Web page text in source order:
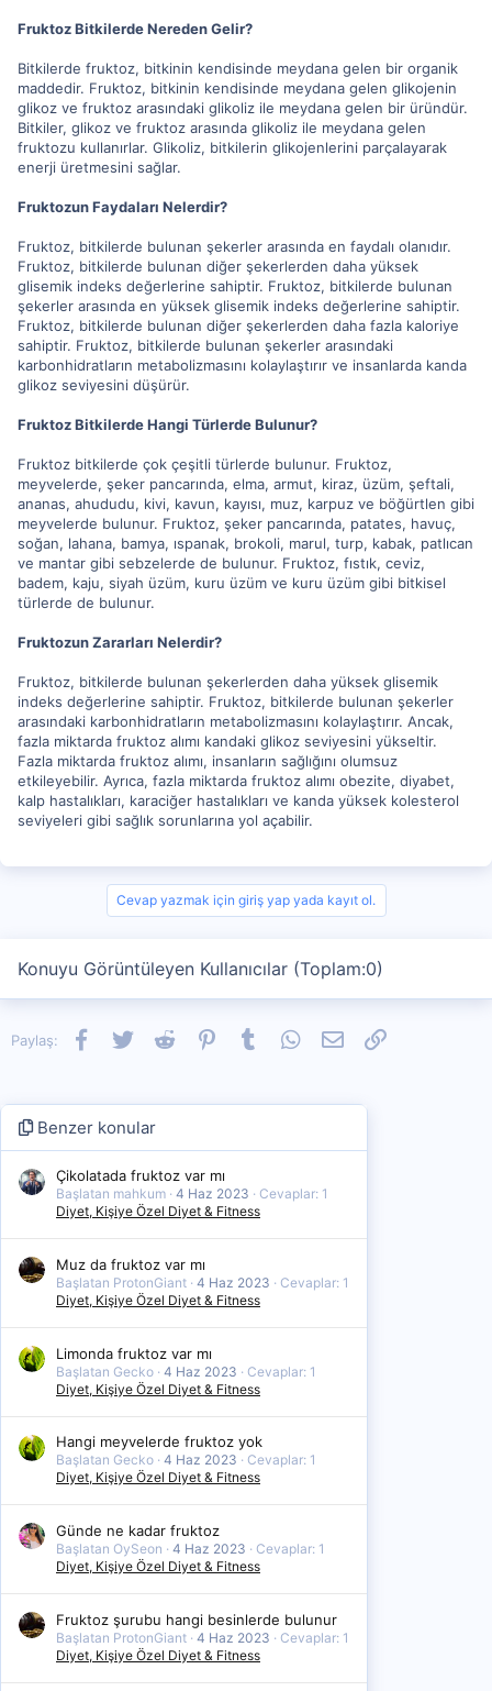
Fruktoz Bitkilerde Nereden Gelir?
Bitkilerde fruktoz, bitkinin kendisinde meydana gelen bir organik
maddedir. Fruktoz, bitkinin kendisinde meydana gelen glikojenin
glikoz ve fruktoz arasındaki glikoliz ile meydana gelen bir üründür.
Bitkiler, glikoz ve fruktoz arasında glikoliz ile meydana gelen
fruktozu kullanırlar. Glikoliz, bitkilerin glikojenlerini parçalayarak
enerji üretmesini sağlar.
Fruktozun Faydaları Nelerdir?
Fruktoz, bitkilerde bulunan şekerler arasında en faydalı olanıdır.
Fruktoz, bitkilerde bulunan diğer şekerlerden daha yüksek
glisemik indeks değerlerine sahiptir. Fruktoz, bitkilerde bulunan
şekerler arasında en yüksek glisemik indeks değerlerine sahiptir.
Fruktoz, bitkilerde bulunan diğer şekerlerden daha fazla kaloriye
sahiptir. Fruktoz, bitkilerde bulunan şekerler arasındaki
karbonhidratların metabolizmasını kolaylaştırır ve insanlarda kanda
glikoz seviyesini düşürür.
Fruktoz Bitkilerde Hangi Türlerde Bulunur?
Fruktoz bitkilerde çok çeşitli türlerde bulunur. Fruktoz,
meyvelerde, şeker pancarında, elma, armut, kiraz, üzüm, şeftali,
ananas, ahududu, kivi, kavun, kayısı, muz, karpuz ve böğürtlen gibi
meyvelerde bulunur. Fruktoz, şeker pancarında, patates, havuç,
soğan, lahana, bamya, ıspanak, brokoli, marul, turp, kabak, patlıcan
ve mantar gibi sebzelerde de bulunur. Fruktoz, fıstık, ceviz,
badem, kaju, siyah üzüm, kuru üzüm ve kuru üzüm gibi bitkisel
türlerde de bulunur.
Fruktozun Zararları Nelerdir?
Fruktoz, bitkilerde bulunan şekerlerden daha yüksek glisemik
indeks değerlerine sahiptir. Fruktoz, bitkilerde bulunan şekerler
arasındaki karbonhidratların metabolizmasını kolaylaştırır. Ancak,
fazla miktarda fruktoz alımı kandaki glikoz seviyesini yükseltir.
Fazla miktarda fruktoz alımı, insanların sağlığını olumsuz
etkileyebilir. Ayrıca, fazla miktarda fruktoz alımı obezite, diyabet,
kalp hastalıkları, karaciğer hastalıkları ve kanda yüksek kolesterol
seviyeleri gibi sağlık sorunlarına yol açabilir.
Cevap yazmak için giriş yap yada kayıt ol.
Konuyu Görüntüleyen Kullanıcılar (Toplam:0)
Paylaş: Facebook
TwitterReddit PinterestTumblrWhatsApp
E-postaLink
Benzer konular
Çikolatada fruktoz var mı
Başlatan mahkum 4 Haz 2023
Cevaplar: 1
Diyet, Kişiye Özel Diyet & Fitness
Muz da fruktoz var mı
Başlatan ProtonGiant 4 Haz 2023
Cevaplar: 1
Diyet, Kişiye Özel Diyet & Fitness
Limonda fruktoz var mı
Başlatan Gecko 4 Haz 2023
Cevaplar: 1
Diyet, Kişiye Özel Diyet & Fitness
Hangi meyvelerde fruktoz yok
Başlatan Gecko 4 Haz 2023
Cevaplar: 1
Diyet, Kişiye Özel Diyet & Fitness
Günde ne kadar fruktoz
Başlatan OySeon 4 Haz 2023
Cevaplar: 1
Diyet, Kişiye Özel Diyet & Fitness
Fruktoz şurubu hangi besinlerde bulunur
Başlatan ProtonGiant 4 Haz 2023
Cevaplar: 1
Diyet, Kişiye Özel Diyet & Fitness